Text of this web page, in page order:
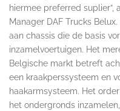
hiermee preferred suplier”,
Manager DAF Trucks
aan chassis die de basis
inzamelvoertuigen. Het
Belgische markt betreft
een kraakperssysteem en
haakarmsysteem. Het
het ondergronds